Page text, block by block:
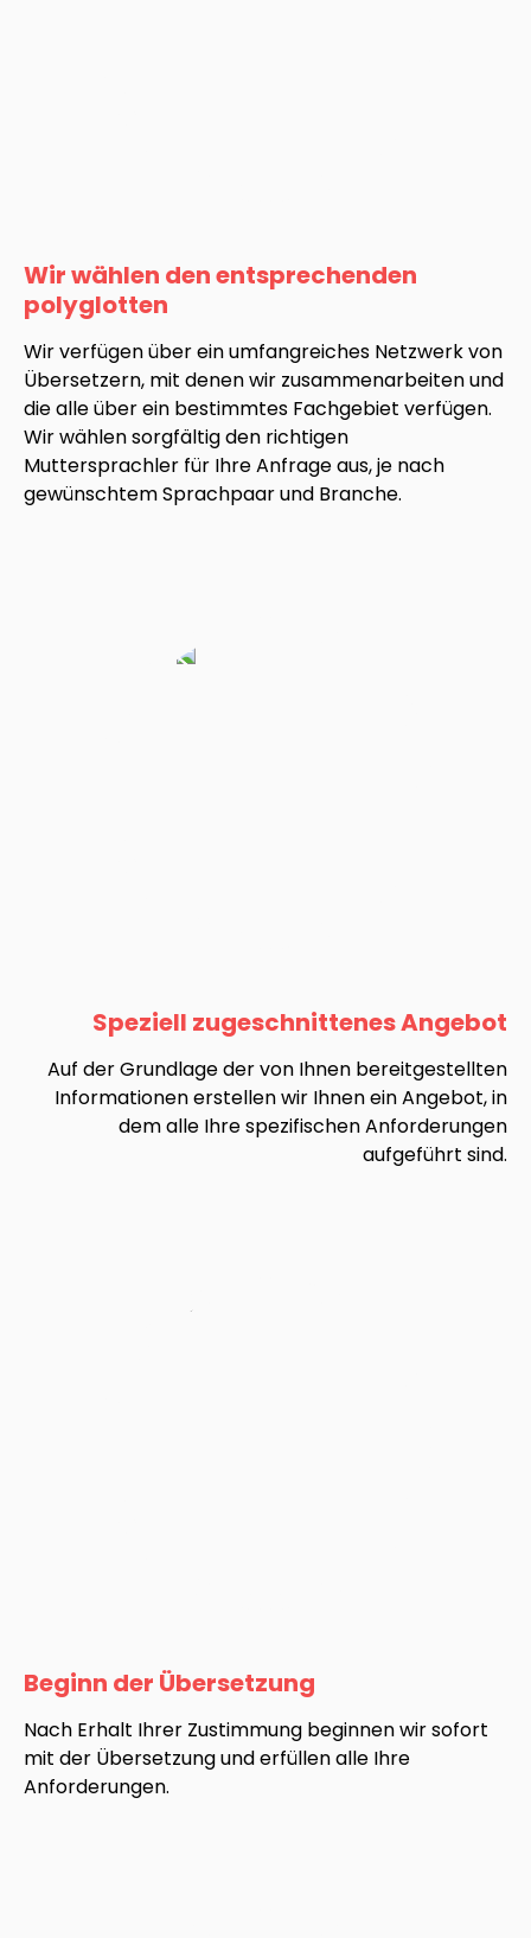
Wir wählen den entsprechenden
polyglotten
Wir verfügen über ein umfangreiches Netzwerk von
Übersetzern, mit denen wir zusammenarbeiten und
die alle über ein bestimmtes Fachgebiet verfügen.
Wir wählen sorgfältig den richtigen
Muttersprachler für Ihre Anfrage aus, je nach
gewünschtem Sprachpaar und Branche.
Speziell zugeschnittenes Angebot
Auf der Grundlage der von Ihnen bereitgestellten
Informationen erstellen wir Ihnen ein Angebot, in
dem alle Ihre spezifischen Anforderungen
aufgeführt sind.
Beginn der Übersetzung
Nach Erhalt Ihrer Zustimmung beginnen wir sofort
mit der Übersetzung und erfüllen alle Ihre
Anforderungen.